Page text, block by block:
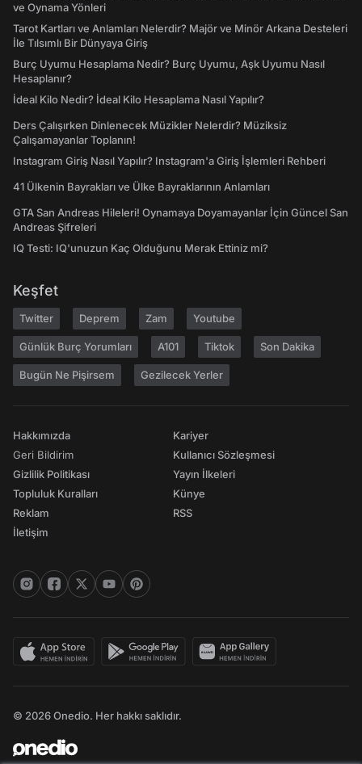
ve Oynama Yönleri
Tarot Kartları ve Anlamları Nelerdir? Majör ve Minör Arkana Desteleri
İle Tılsımlı Bir Dünyaya Giriş
Burç Uyumu Hesaplama Nedir? Burç Uyumu, Aşk Uyumu Nasıl
Hesaplanır?
İdeal Kilo Nedir? İdeal Kilo Hesaplama Nasıl Yapılır?
Ders Çalışırken Dinlenecek Müzikler Nelerdir? Müziksiz
Çalışamayanlar Toplanın!
Instagram Giriş Nasıl Yapılır? Instagram'a Giriş İşlemleri Rehberi
41 Ülkenin Bayrakları ve Ülke Bayraklarının Anlamları
GTA San Andreas Hileleri! Oynamaya Doyamayanlar İçin Güncel San
Andreas Şifreleri
IQ Testi: IQ'unuzun Kaç Olduğunu Merak Ettiniz mi?
Keşfet
Twitter Deprem Zam Youtube
Günlük Burç Yorumları A101 Tiktok Son Dakika
Bugün Ne Pişirsem Gezilecek Yerler
Hakkımızda
Geri Bildirim
Gizlilik Politikası
Topluluk Kuralları
Reklam
İletişim
Kariyer
Kullanıcı Sözleşmesi
Yayın İlkeleri
Künye
RSS
© 2026 Onedio. Her hakkı saklıdır.